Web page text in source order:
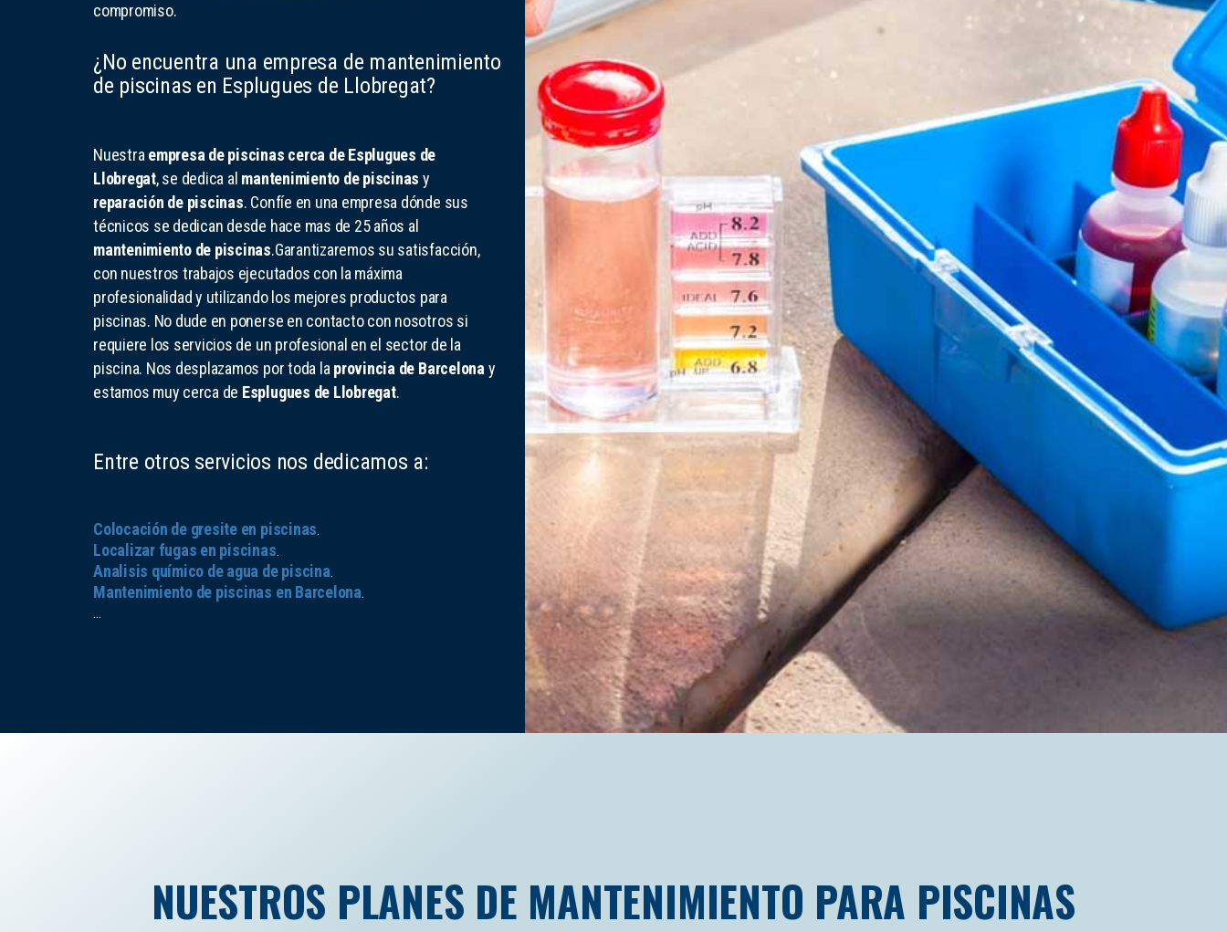
compromiso.
¿No encuentra una empresa de mantenimiento
de piscinas en Esplugues de Llobregat?
Nuestra empresa de piscinas cerca de Esplugues de
Llobregat, se dedica al mantenimiento de piscinas y
reparación de piscinas. Confíe en una empresa dónde sus
técnicos se dedican desde hace mas de 25 años al
mantenimiento de piscinas.Garantizaremos su satisfacción,
con nuestros trabajos ejecutados con la máxima
profesionalidad y utilizando los mejores productos para
piscinas. No dude en ponerse en contacto con nosotros si
requiere los servicios de un profesional en el sector de la
piscina. Nos desplazamos por toda la provincia de Barcelona y
estamos muy cerca de Esplugues de Llobregat.
Entre otros servicios nos dedicamos a:
Colocación de gresite en piscinas.
Localizar fugas en piscinas.
Analisis químico de agua de piscina.
Mantenimiento de piscinas en Barcelona.
...
NUESTROS PLANES DE MANTENIMIENTO PARA PISCINAS